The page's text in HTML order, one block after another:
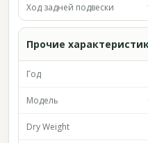
Ход задней подвески
Прочие
Год
Модель
Dry Weight